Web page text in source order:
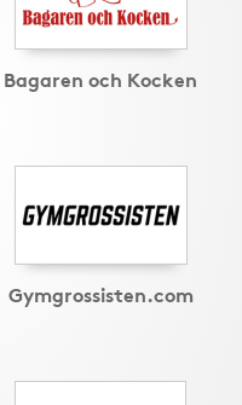
Bagaren och Kocken
Gymgrossisten.com